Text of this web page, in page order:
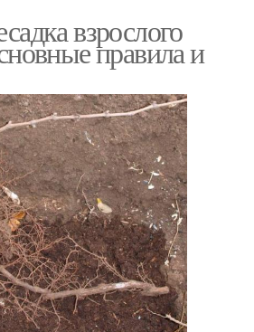
взрослого
правила и